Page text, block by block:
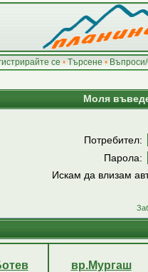
се • Търсене •
Моля
Потребител:
Парола:
Искам да влизам
вр.Мургаш